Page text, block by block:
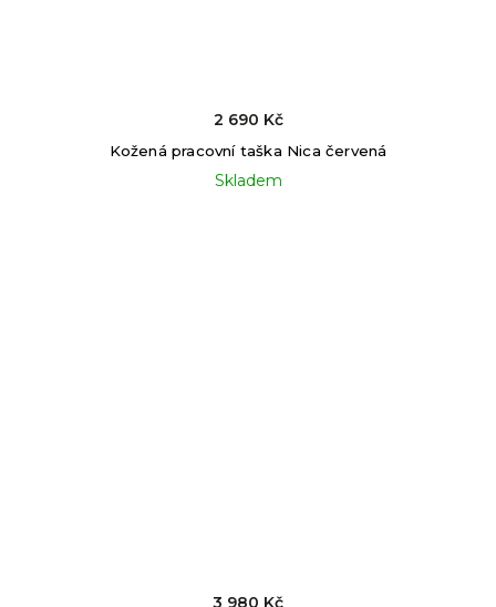
Kožená pracovní taška Nica červená
Skladem
2 690 Kč
3 980 Kč